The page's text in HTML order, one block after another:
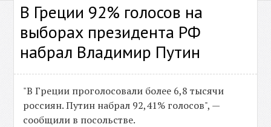
В Греции 92% голосов на
выборах президента РФ
набрал Владимир Путин
"В Греции проголосовали более 6,8 тысячи
россиян. Путин набрал 92,41% голосов", —
сообщили в посольстве.